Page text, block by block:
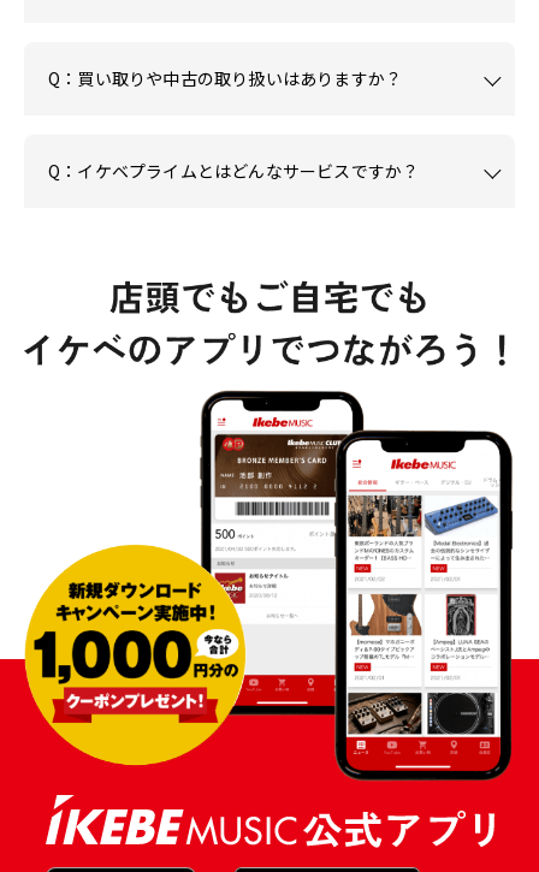
Q：買い取りや中古の取り扱いはありますか？
Q：イケベプライムとはどんなサービスですか？